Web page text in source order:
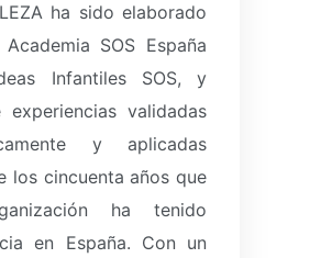
ha sido elaborado
SOS España
Infantiles SOS, y
experiencias validadas
y aplicadas
los cincuenta años que
ha tenido
en España. Con un